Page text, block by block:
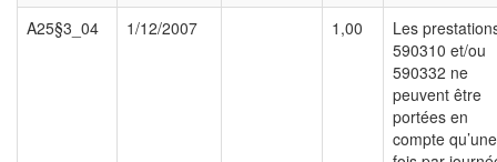
A25§3_04
1/12/2007 1,00
Les
590310 et/ou
590332 ne
peuvent être
portées en
compte qu’une